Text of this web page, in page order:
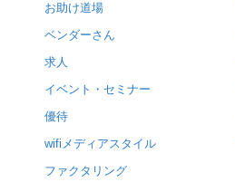
お助け道場
ベンダーさん
求人
イベント・セミナー
優待
wifiメディアスタイル
ファクタリング